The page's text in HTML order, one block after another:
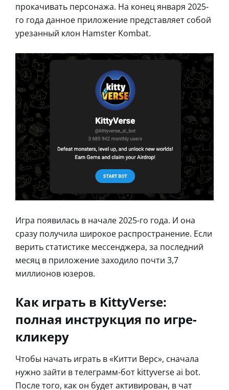
прокачивать персонажа. На конец января 2025-
го года данное приложение представляет собой
урезанный клон Hamster Kombat.
Игра появилась в начале 2025-го года. И она
сразу получила широкое распространение. Если
верить статистике мессенджера, за последний
месяц в приложение заходило почти 3,7
миллионов юзеров.
Как играть в KittyVerse:
полная инструкция по игре-
кликеру
Чтобы начать играть в «Китти Верс», сначала
нужно зайти в телеграмм-бот kittyverse ai bot.
После того, как он будет активирован, в чат